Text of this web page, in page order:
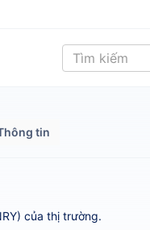
tin
của thị trường.